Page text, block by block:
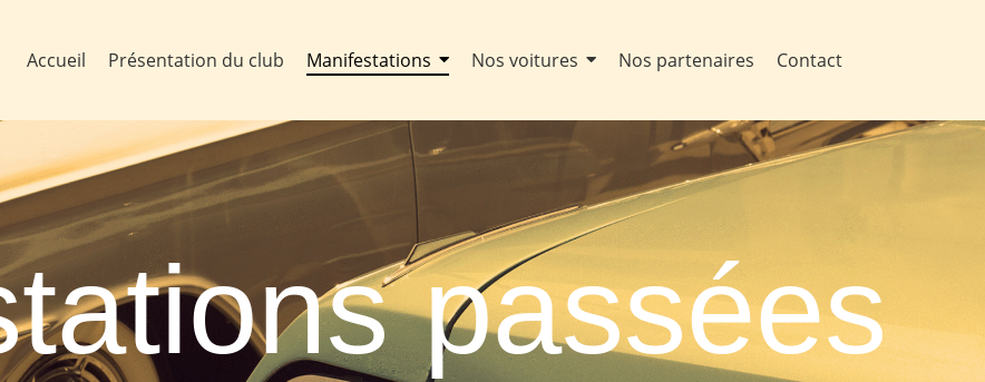
Accueil Présentation du club Manifestations Nos voitures Nos partenaires Contact
passées